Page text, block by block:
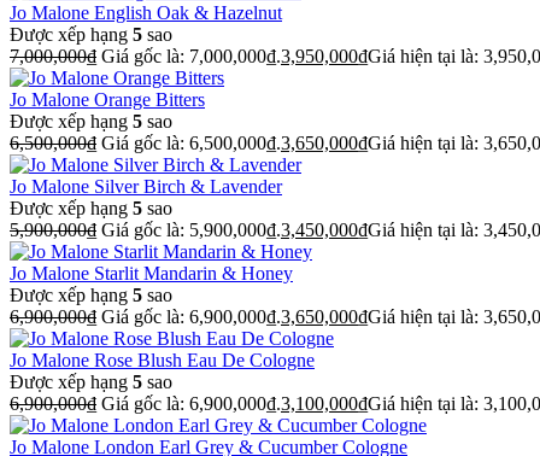
Jo Malone English Oak & Hazelnut
Được xếp hạng 5 sao
7,000,000₫ Giá gốc là: 7,000,000₫.3,950,000₫Giá hiện tại là:
Jo Malone Orange Bitters
Được xếp hạng 5 sao
6,500,000₫ Giá gốc là: 6,500,000₫.3,650,000₫Giá hiện tại là:
Jo Malone Silver Birch & Lavender
Được xếp hạng 5 sao
5,900,000₫ Giá gốc là: 5,900,000₫.3,450,000₫Giá hiện tại là:
Jo Malone Starlit Mandarin & Honey
Được xếp hạng 5 sao
6,900,000₫ Giá gốc là: 6,900,000₫.3,650,000₫Giá hiện tại là:
Jo Malone Rose Blush Eau De Cologne
Được xếp hạng 5 sao
6,900,000₫ Giá gốc là: 6,900,000₫.3,100,000₫Giá hiện tại là:
Jo Malone London Earl Grey & Cucumber Cologne